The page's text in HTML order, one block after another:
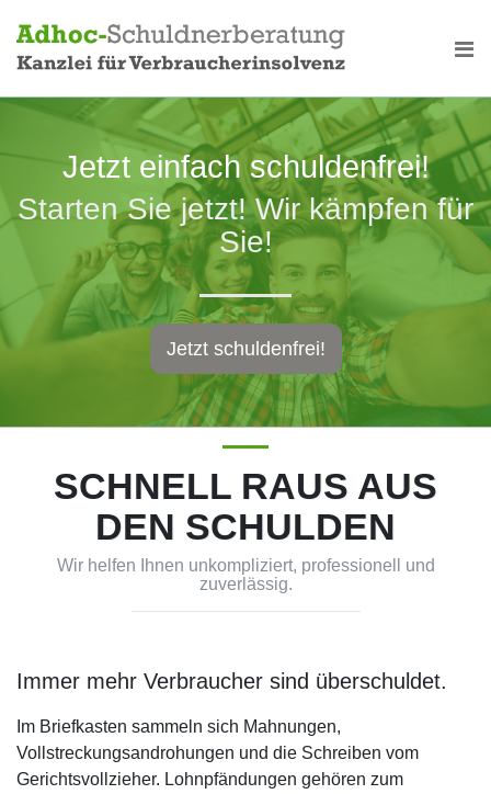
Jetzt einfach schuldenfrei!
Starten Sie jetzt! Wir kämpfen für
Sie!
Jetzt schuldenfrei!
SCHNELL RAUS AUS
DEN SCHULDEN
Wir helfen Ihnen unkompliziert, professionell und
zuverlässig.
Immer mehr Verbraucher sind überschuldet.
Im Briefkasten sammeln sich Mahnungen,
Vollstreckungsandrohungen und die Schreiben vom
Gerichtsvollzieher. Lohnpfändungen gehören zum